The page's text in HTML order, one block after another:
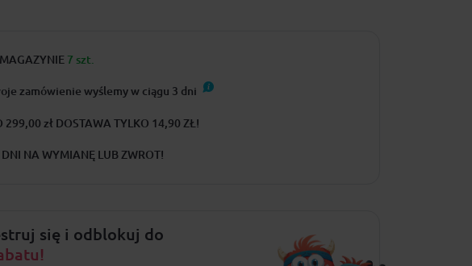
7 szt.
zamówienie wyślemy w ciągu 3 dni
299,00 zł DOSTAWA TYLKO 14,90 ZŁ!
NA WYMIANĘ LUB ZWROT!
się i odblokuj do